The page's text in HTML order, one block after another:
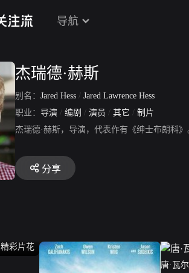
导航
杰瑞德·赫斯
别名： Jared Hess / Jared Lawrence Hess
职业： 导演 / 编剧 / 演员 / 其它 / 制片
杰瑞德·赫斯，导演，代表作有《绅士布朗科》
分享
精彩片花
唐·瓦